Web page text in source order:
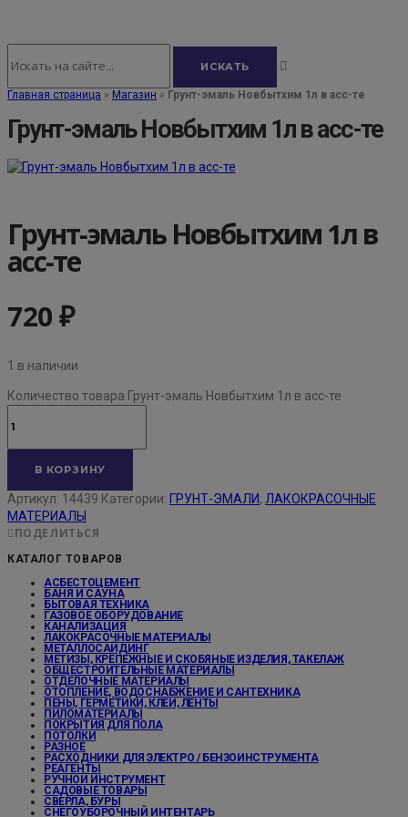
Главная страница » Магазин » Грунт-эмаль Новбытхим 1л в асс-те
Грунт-эмаль Новбытхим 1л в асс-те
Грунт-эмаль Новбытхим 1л в
асс-те
720₽
1 в наличии
Количество товара Грунт-эмаль Новбытхим 1л в асс-те
В КОРЗИНУ
Артикул: 14439 Категории: ГРУНТ-ЭМАЛИ, ЛАКОКРАСОЧНЫЕ
МАТЕРИАЛЫ
ПОДЕЛИТЬСЯ
КАТАЛОГ ТОВАРОВ
АСБЕСТОЦЕМЕНТ
БАНЯ И САУНА
БЫТОВАЯ ТЕХНИКА
ГАЗОВОЕ ОБОРУДОВАНИЕ
КАНАЛИЗАЦИЯ
ЛАКОКРАСОЧНЫЕ МАТЕРИАЛЫ
МЕТАЛЛОСАЙДИНГ
МЕТИЗЫ, КРЕПЕЖНЫЕ И СКОБЯНЫЕ ИЗДЕЛИЯ, ТАКЕЛАЖ
ОБЩЕСТРОИТЕЛЬНЫЕ МАТЕРИАЛЫ
ОТДЕЛОЧНЫЕ МАТЕРИАЛЫ
ОТОПЛЕНИЕ, ВОДОСНАБЖЕНИЕ И САНТЕХНИКА
ПЕНЫ, ГЕРМЕТИКИ, КЛЕИ, ЛЕНТЫ
ПИЛОМАТЕРИАЛЫ
ПОКРЫТИЯ ДЛЯ ПОЛА
ПОТОЛКИ
РАЗНОЕ
РАСХОДНИКИ ДЛЯ ЭЛЕКТРО / БЕНЗОИНСТРУМЕНТА
РЕАГЕНТЫ
РУЧНОЙ ИНСТРУМЕНТ
САДОВЫЕ ТОВАРЫ
СВЕРЛА, БУРЫ
СНЕГОУБОРОЧНЫЙ ИНТЕНТАРЬ